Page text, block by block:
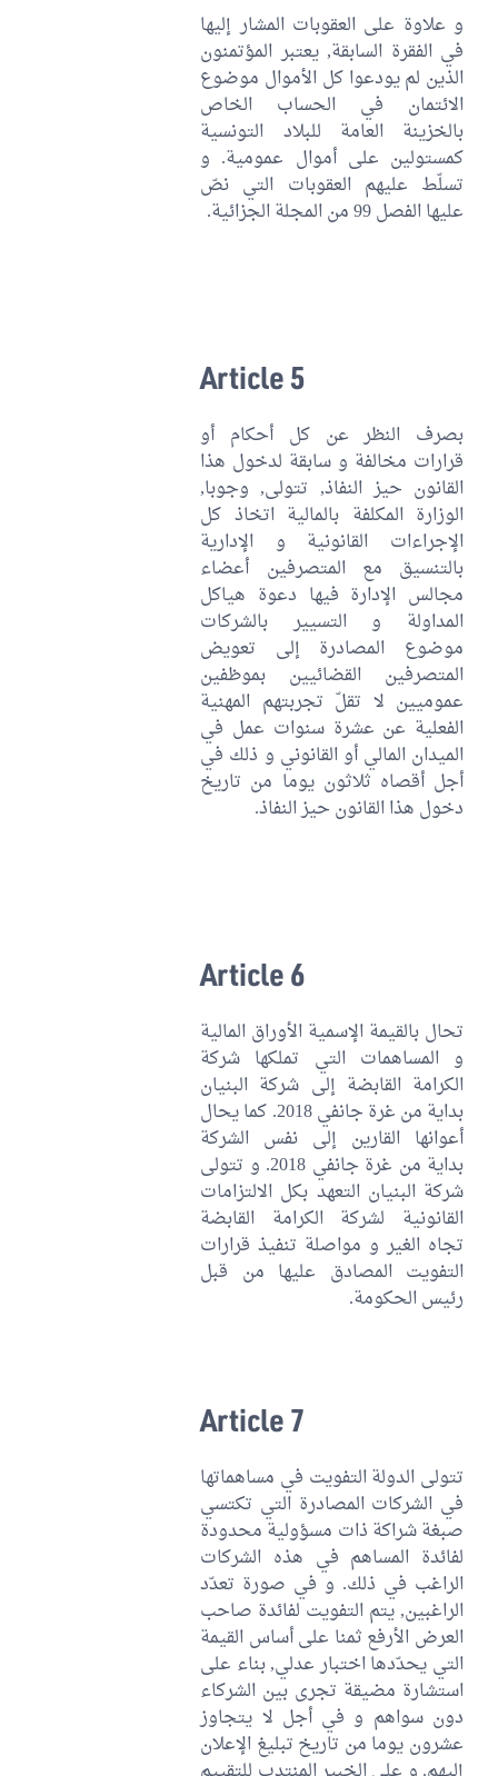
و علاوة على العقوبات المشار إليها
في الفقرة السابقة, يعتبر المؤتمنون
الذين لم يودعوا كل الأموال موضوع
الائتمان في الحساب الخاص
بالخزينة العامة للبلاد التونسية
كمستولين على أموال عمومية. و
تسلّط عليهم العقوبات التي نصّ
عليها الفصل 99 من المجلة الجزائية.
Article 5
بصرف النظر عن كل أحكام أو
قرارات مخالفة و سابقة لدخول هذا
القانون حيز النفاذ, تتولى, وجوبا,
الوزارة المكلفة بالمالية اتخاذ كل
الإجراءات القانونية و الإدارية
بالتنسيق مع المتصرفين أعضاء
مجالس الإدارة فيها دعوة هياكل
المداولة و التسيير بالشركات
موضوع المصادرة إلى تعويض
المتصرفين القضائيين بموظفين
عموميين لا تقلّ تجربتهم المهنية
الفعلية عن عشرة سنوات عمل في
الميدان المالي أو القانوني و ذلك في
أجل أقصاه ثلاثون يوما من تاريخ
دخول هذا القانون حيز النفاذ.
Article 6
تحال بالقيمة الإسمية الأوراق المالية
و المساهمات التي تملكها شركة
الكرامة القابضة إلى شركة البنيان
بداية من غرة جانفي 2018. كما يحال
أعوانها القارين إلى نفس الشركة
بداية من غرة جانفي 2018. و تتولى
شركة البنيان التعهد بكل الالتزامات
القانونية لشركة الكرامة القابضة
تجاه الغير و مواصلة تنفيذ قرارات
التفويت المصادق عليها من قبل
رئيس الحكومة.
Article 7
تتولى الدولة التفويت في مساهماتها
في الشركات المصادرة التي تكتسي
صبغة شراكة ذات مسؤولية محدودة
لفائدة المساهم في هذه الشركات
الراغب في ذلك. و في صورة تعدّد
الراغبين, يتم التفويت لفائدة صاحب
العرض الأرفع ثمنا على أساس القيمة
التي يحدّدها اختبار عدلي, بناء على
استشارة مضيقة تجرى بين الشركاء
دون سواهم و في أجل لا يتجاوز
عشرون يوما من تاريخ تبليغ الإعلان